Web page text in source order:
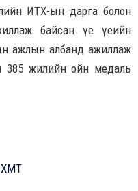
ИТХ-ын дарга болон
байсан үе үеийн
ажлын албанд ажиллаж
385 жилийн ойн медаль
ХМТ